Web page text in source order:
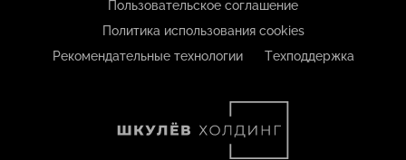
Пользовательское соглашение
Политика использования cookies
Рекомендательные технологии
Техподдержка